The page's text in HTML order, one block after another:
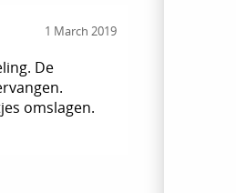
1 March 2019
De
omslagen.